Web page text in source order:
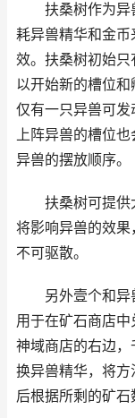
扶桑树作为异
耗异兽精华和金
效。扶桑树初始
以开始新的槽位
仅有一只异兽可
上阵异兽的槽位
异兽的摆放顺序。
扶桑树可提供
将影响异兽的效
不可驱散。
另外壹个和异
用于在矿石商店
神域商店的右边
换异兽精华，将
后根据所剩的矿石